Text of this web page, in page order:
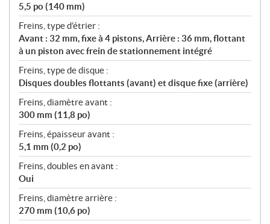
5,5 po (140 mm)
Freins, type d’étrier :
Avant : 32 mm, fixe à 4 pistons, Arrière : 36 mm, flottant
à un piston avec frein de stationnement intégré
Freins, type de disque :
Disques doubles flottants (avant) et disque fixe (arrière)
Freins, diamètre avant :
300 mm (11,8 po)
Freins, épaisseur avant :
5,1 mm (0,2 po)
Freins, doubles en avant :
Oui
Freins, diamètre arrière :
270 mm (10,6 po)